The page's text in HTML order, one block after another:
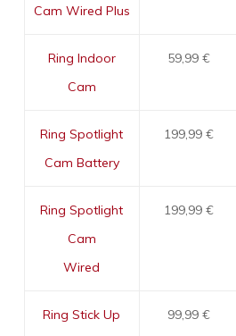
Cam Wired Plus
Ring Indoor
Cam
59,99 €
Ring Spotlight
Cam Battery
199,99 €
Ring Spotlight
Cam
Wired
199,99 €
Ring Stick Up
99,99 €